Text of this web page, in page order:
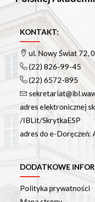
KONTAKT:
ul. Nowy Świat 72,
(22) 826-99-45
(22) 6572-895
adres elektronicznej
/IBLit/SkrytkaESP
adres do e-
DODATKOWE
Polityka prywatności